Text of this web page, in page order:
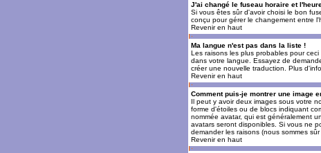
J'ai changé le fuseau horaire et
Si vous êtes sûr d'avoir choisi le bon
conçu pour gérer le changement entre
Revenir en haut
Ma langue n'est pas dans la liste !
Les raisons les plus probables pour
dans votre langue. Essayez de
créer une nouvelle traduction. Plus
Revenir en haut
Comment puis-je montrer une image
Il peut y avoir deux images sous votre
forme d'étoiles ou de blocs indiquant
nommée avatar, qui est généralement
avatars seront disponibles. Si vous ne
demander les raisons (nous sommes
Revenir en haut